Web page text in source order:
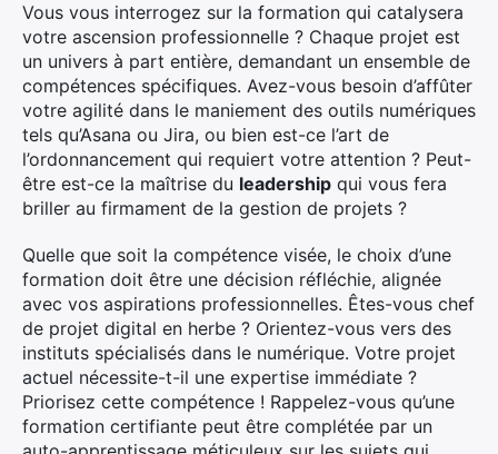
Vous vous interrogez sur la formation qui catalysera
votre ascension professionnelle ? Chaque projet est
un univers à part entière, demandant un ensemble de
compétences spécifiques. Avez-vous besoin d’affûter
votre agilité dans le maniement des outils numériques
tels qu’Asana ou Jira, ou bien est-ce l’art de
l’ordonnancement qui requiert votre attention ? Peut-
être est-ce la maîtrise du leadership qui vous fera
briller au firmament de la gestion de projets ?
Quelle que soit la compétence visée, le choix d’une
formation doit être une décision réfléchie, alignée
avec vos aspirations professionnelles. Êtes-vous chef
de projet digital en herbe ? Orientez-vous vers des
instituts spécialisés dans le numérique. Votre projet
actuel nécessite-t-il une expertise immédiate ?
Priorisez cette compétence ! Rappelez-vous qu’une
formation certifiante peut être complétée par un